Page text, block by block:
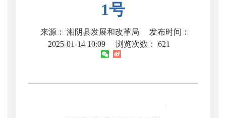
1号
来源： 湘阴县发展和改革局
发布时间：
2025-01-14 10:09
浏览次数： 621